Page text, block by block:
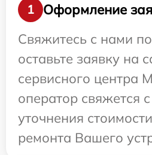
1
Оформление
Свяжитесь с нами
оставьте заявку на
сервисного центра
оператор свяжется
уточнения
ремонта Вашего